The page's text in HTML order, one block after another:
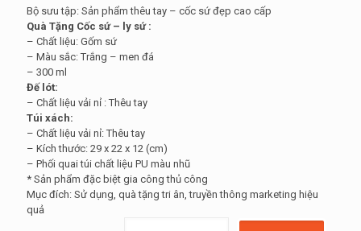
Bộ sưu tập: Sản phẩm thêu tay – cốc sứ đẹp cao cấp
Quà Tặng Cốc sứ – ly sứ :
– Chất liệu: Gốm sứ
– Màu sắc: Trắng – men đá
– 300 ml
Đế lót:
– Chất liệu vải nỉ : Thêu tay
Túi xách:
– Chất liệu vải nỉ: Thêu tay
– Kích thước: 29 x 22 x 12 (cm)
– Phối quai túi chất liệu PU màu nhũ
* Sản phẩm đặc biệt gia công thủ công
Mục đích: Sử dụng, quà tặng tri ân, truyền thông marketing hiệu
quả